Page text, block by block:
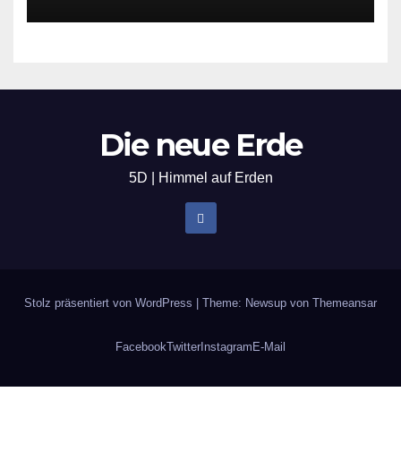
Die neue Erde
5D | Himmel auf Erden
Stolz präsentiert von WordPress Theme: Newsup von Themeansar
FacebookTwitter Instagram E-Mail